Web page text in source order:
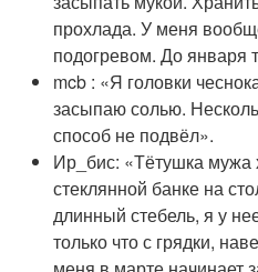
прохлада. У меня
подогревом. До января
mcb : «Я головки
засыпаю солью.
способ не подвёл».
Ир_бис: «Тётушка мужа
стеклянной банке на
длинный стебель, я у
только что с грядки,